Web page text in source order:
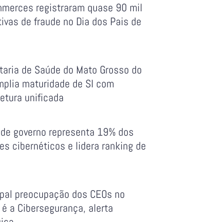
registraram quase 90 mil
de fraude no Dia dos Pais de
de Saúde do Mato Grosso do
maturidade de SI com
unificada
governo representa 19% dos
cibernéticos e lidera ranking de
preocupação dos CEOs no
a Cibersegurança, alerta